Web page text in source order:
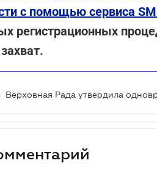
с помощью сервиса
регистрационных
.
/